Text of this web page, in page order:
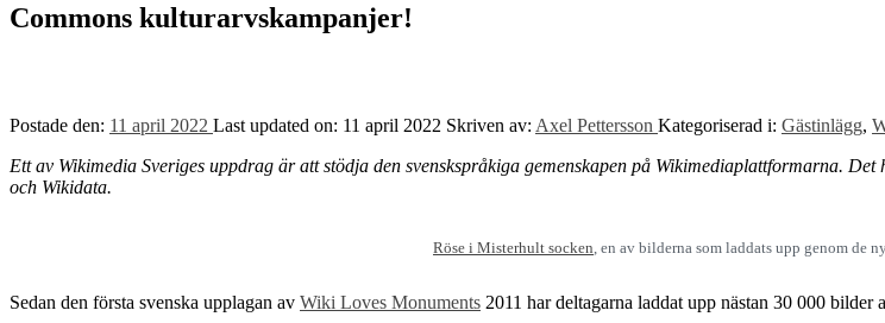
Commons kulturarvskampanjer!
Postade den: 11 april 2022 Last updated on: 11 april 2022 Skriven av: Axel Pettersson Kategoriserad i: Gästinlägg,
Ett av Wikimedia Sveriges uppdrag är att stödja den svenskspråkiga gemenskapen på Wikimediaplattformarna.
och Wikidata.
Röse i Misterhult socken , en av bilderna som laddats upp genom de
Sedan den första svenska upplagan av Wiki Loves Monuments 2011 har deltagarna laddat upp nästan 30 000